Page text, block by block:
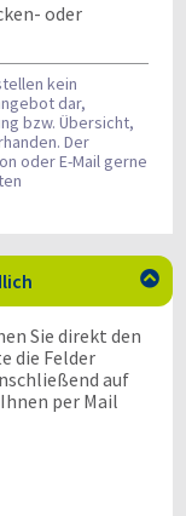
oder
kein
dar,
bzw. Übersicht,
Der
oder E-Mail gerne

Sie direkt den
die Felder
auf
per Mail